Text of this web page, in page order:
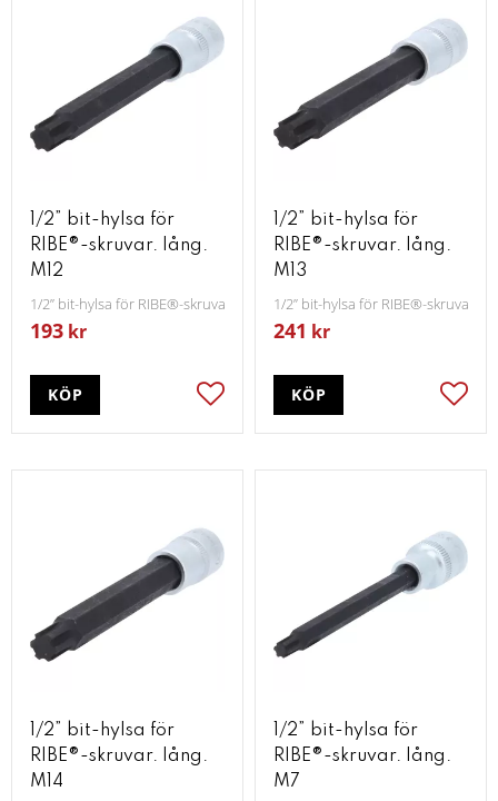
1/2” bit-hylsa för
RIBE®-skruvar. lång.
M12
1/2” bit-hylsa för RIBE®-skruvar. lång. M12
193 kr
Lägg till i favoriter
KÖP
1/2” bit-hylsa för
RIBE®-skruvar. lång.
M13
1/2” bit-hylsa för RIBE®-skruvar.
241 kr
KÖP
1/2” bit-hylsa för
RIBE®-skruvar. lång.
M14
1/2” bit-hylsa för
RIBE®-skruvar. lång.
M7